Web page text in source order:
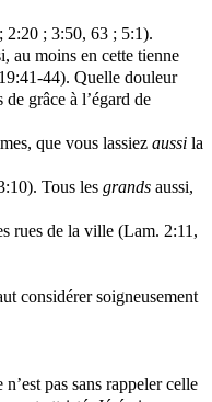
; 3:50, 63 ; 5:1).
au moins en cette tienne
44). Quelle douleur
grâce à l’égard de
que vous lassiez aussila
Tous les grandsaussi,
rues de la ville (Lam. 2:11,
considérer soigneusement
pas sans rappeler celle